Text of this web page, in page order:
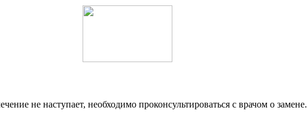
не наступает, необходимо проконсультироваться с врачом о замене.